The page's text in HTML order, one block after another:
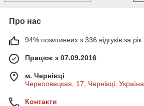
Про нас
94% позитивних з 336 відгуків за рік
Працює з 07.09.2016
м. Чернівці
Череповецкая, 17, Чернівці, Україна
Контакти